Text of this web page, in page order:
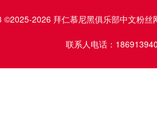
©2025-2026 拜仁慕尼黑俱乐部中文粉丝
联系人电话：